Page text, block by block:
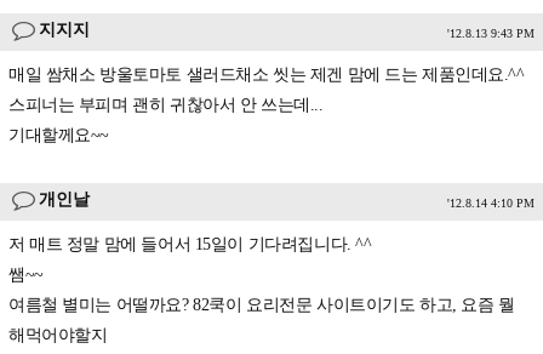
지지지 '12.8.13 9:43 PM
매일 쌈채소 방울토마토 샐러드채소 씻는 제겐 맘에 드는 제품인데요.^^
스피너는 부피며 괜히 귀찮아서 안 쓰는데...
기대할께요~~
개인날 '12.8.14 4:10 PM
저 매트 정말 맘에 들어서 15일이 기다려집니다. ^^
쌤~~
여름철 별미는 어떨까요? 82쿡이 요리전문 사이트이기도 하고, 요즘 뭘
해먹어야할지